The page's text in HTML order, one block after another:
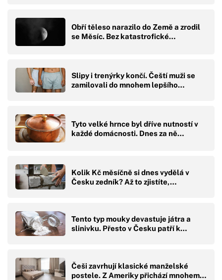
Obří těleso narazilo do Země a zrodil
se Měsíc. Bez katastrofické…
Slipy i trenýrky končí. Čeští muži se
zamilovali do mnohem lepšího…
Tyto velké hrnce byl dříve nutností v
každé domácnosti. Dnes za ně…
Kolik Kč měsíčně si dnes vydělá v
Česku zedník? Až to zjistíte,…
Tento typ mouky devastuje játra a
slinivku. Přesto v Česku patří k…
Češi zavrhují klasické manželské
postele. Z Ameriky přichází mnohem…